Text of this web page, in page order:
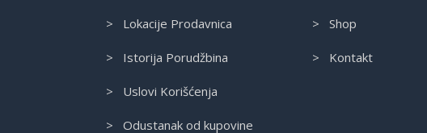
> Lokacije Prodavnica
> Istorija Porudžbina
> Uslovi Korišćenja
> Odustanak od kupovine
> Shop
> Kontakt